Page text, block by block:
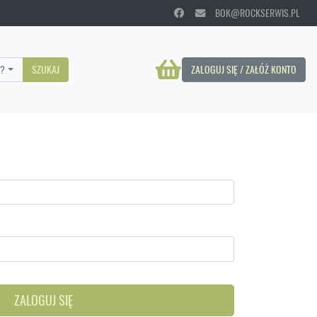
BOK@ROCKSERWIS.PL
ZALOGUJ SIĘ / ZAŁÓŻ KONTO
SZUKAJ
ZALOGUJ SIĘ